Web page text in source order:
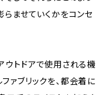
らませていくかをコンセ
ウトドアで使用される機
ァブリックを、都会着に